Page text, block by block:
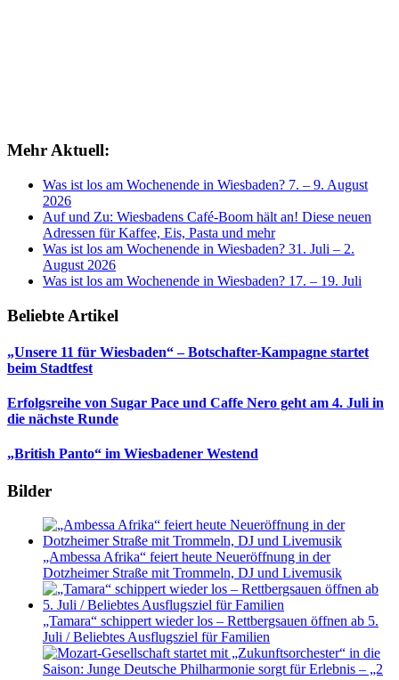
Mehr Aktuell:
Was ist los am Wochenende in Wiesbaden? 7. – 9. August
2026
Auf und Zu: Wiesbadens Café-Boom hält an! Diese neuen
Adressen für Kaffee, Eis, Pasta und mehr
Was ist los am Wochenende in Wiesbaden? 31. Juli – 2.
August 2026
Was ist los am Wochenende in Wiesbaden? 17. – 19. Juli
Beliebte Artikel
„Unsere 11 für Wiesbaden“ – Botschafter-Kampagne startet
beim Stadtfest
Erfolgsreihe von Sugar Pace und Caffe Nero geht am 4. Juli in
die nächste Runde
„British Panto“ im Wiesbadener Westend
Bilder
„Ambessa Afrika“ feiert heute Neueröffnung in der
Dotzheimer Straße mit Trommeln, DJ und Livemusik
„Tamara“ schippert wieder los – Rettbergsauen öffnen ab 5.
Juli / Beliebtes Ausflugsziel für Familien